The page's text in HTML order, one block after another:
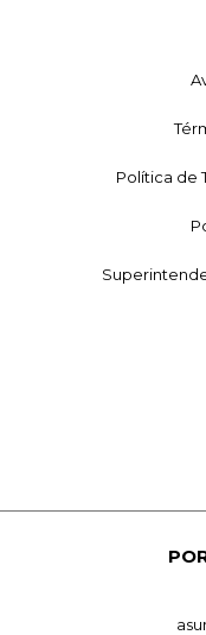
Política de